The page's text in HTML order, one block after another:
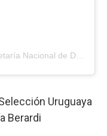
Uruguaya
Berardi